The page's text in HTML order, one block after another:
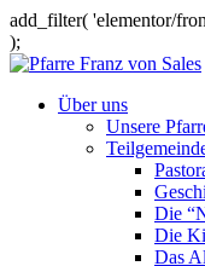
add_filter( 'elementor/
);
Über uns
Unsere
Die
Die
Das